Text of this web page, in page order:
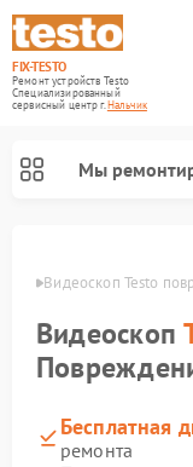
FIX-TESTO
Ремонт устройств Testo
Специализированный
cервисный центр г.Нальчик
Мы
Видеоскоп Testo
Видеоскоп
Бесплатная
ремонта